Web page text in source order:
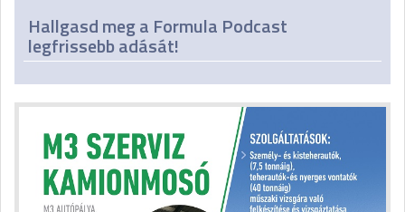
Hallgasd meg a Formula Podcast
legfrissebb adását!